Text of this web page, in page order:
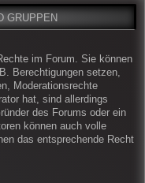
GRUPPEN
im Forum. Sie können
Berechtigungen setzen,
Moderationsrechte
hat, sind allerdings
des Forums oder ein
können auch volle
das entsprechende Recht